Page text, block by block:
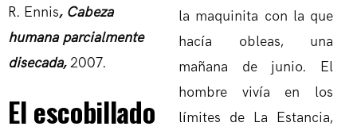
R. Ennis, Cabeza
humana parcialmente
disecada,2007.
El escobillado
la maquinita con la que
hacía obleas, una
mañana de junio. El
hombre vivía en los
límites de La Estancia,